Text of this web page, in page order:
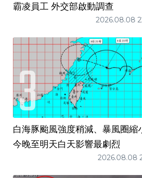
霸凌員工 外交部啟動調查
2026.08.08
白海豚颱風強度稍減、暴風圈縮
今晚至明天白天影響最劇烈
2026.08.08